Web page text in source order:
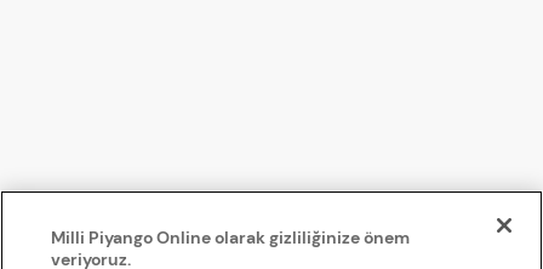
Milli Piyango Online olarak gizliliğinize önem
veriyoruz.